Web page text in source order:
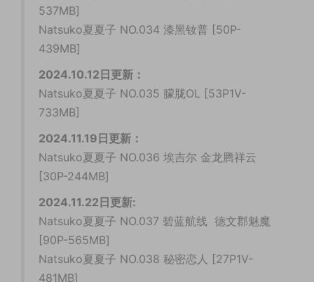
537MB]
Natsuko夏夏子 NO.034 漆黑钕普 [50P-
439MB]
2024.10.12日更新：
Natsuko夏夏子 NO.035 朦胧OL [53P1V-
733MB]
2024.11.19日更新：
Natsuko夏夏子 NO.036 埃吉尔 金龙腾祥云
[30P-244MB]
2024.11.22日更新:
Natsuko夏夏子 NO.037 碧蓝航线 德文郡魅魔
[90P-565MB]
Natsuko夏夏子 NO.038 秘密恋人 [27P1V-
481MB]